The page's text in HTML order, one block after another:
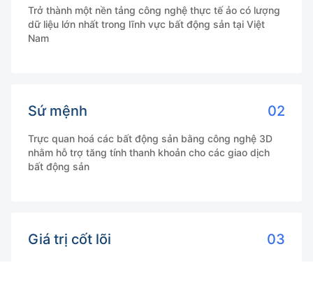
Trở thành một nền tảng công nghệ thực tế ảo có lượng
dữ liệu lớn nhất trong lĩnh vực bất động sản tại Việt
Nam
Sứ mệnh 02
Trực quan hoá các bất động sản bằng công nghệ 3D
nhằm hỗ trợ tăng tính thanh khoản cho các giao dịch
bất động sản
Giá trị cốt lõi 03